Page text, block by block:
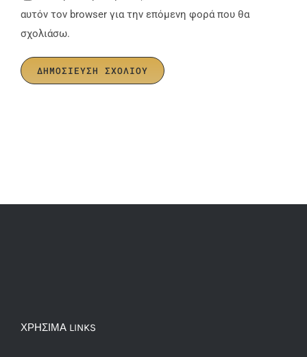
αυτόν τον browser για την επόμενη φορά που θα
σχολιάσω.
ΧΡΗΣΙΜΑ LINKS